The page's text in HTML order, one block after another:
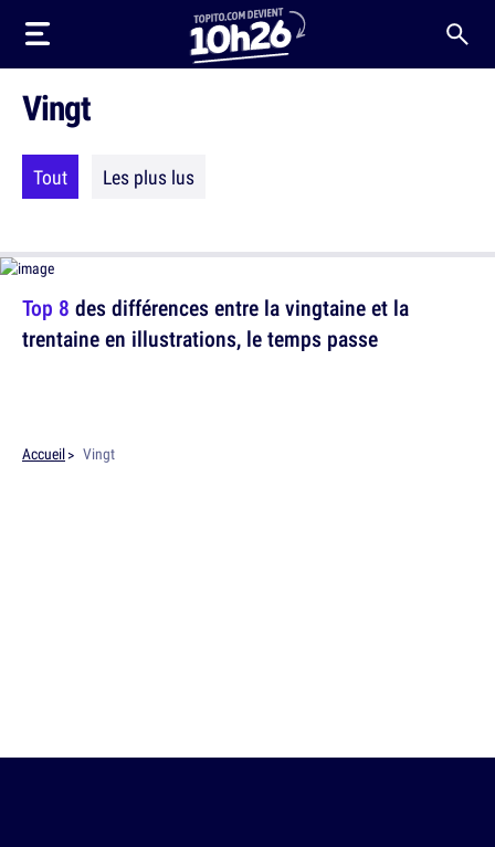
Vingt
Tout Les plus lus
Top 8 des différences entre la vingtaine et la
trentaine en illustrations, le temps passe
Accueil Vingt